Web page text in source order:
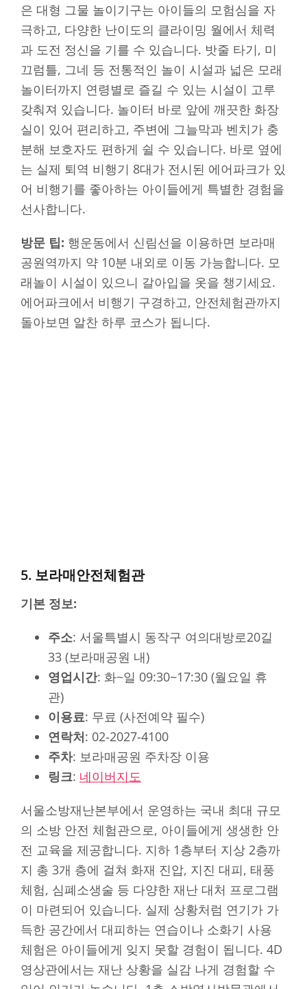
은 대형 그물 놀이기구는 아이들의 모험심을 자
극하고, 다양한 난이도의 클라이밍 월에서 체력
과 도전 정신을 기를 수 있습니다. 밧줄 타기, 미
끄럼틀, 그네 등 전통적인 놀이 시설과 넓은 모래
놀이터까지 연령별로 즐길 수 있는 시설이 고루
갖춰져 있습니다. 놀이터 바로 앞에 깨끗한 화장
실이 있어 편리하고, 주변에 그늘막과 벤치가 충
분해 보호자도 편하게 쉴 수 있습니다. 바로 옆에
는 실제 퇴역 비행기 8대가 전시된 에어파크가 있
어 비행기를 좋아하는 아이들에게 특별한 경험을
선사합니다.
방문 팁: 행운동에서 신림선을 이용하면 보라매
공원역까지 약 10분 내외로 이동 가능합니다. 모
래놀이 시설이 있으니 갈아입을 옷을 챙기세요.
에어파크에서 비행기 구경하고, 안전체험관까지
돌아보면 알찬 하루 코스가 됩니다.
5. 보라매안전체험관
기본 정보:
주소: 서울특별시 동작구 여의대방로20길
33 (보라매공원 내)
영업시간: 화~일 09:30~17:30 (월요일 휴
관)
이용료: 무료 (사전예약 필수)
연락처: 02-2027-4100
주차: 보라매공원 주차장 이용
링크: 네이버지도
서울소방재난본부에서 운영하는 국내 최대 규모
의 소방 안전 체험관으로, 아이들에게 생생한 안
전 교육을 제공합니다. 지하 1층부터 지상 2층까
지 총 3개 층에 걸쳐 화재 진압, 지진 대피, 태풍
체험, 심폐소생술 등 다양한 재난 대처 프로그램
이 마련되어 있습니다. 실제 상황처럼 연기가 가
득한 공간에서 대피하는 연습이나 소화기 사용
체험은 아이들에게 잊지 못할 경험이 됩니다. 4D
영상관에서는 재난 상황을 실감 나게 경험할 수